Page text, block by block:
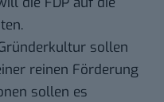
sollen
reinen Förderung
sollen es